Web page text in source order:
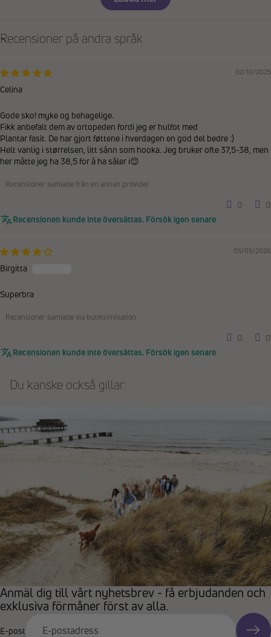
Recensioner på andra språk
02/10/2025
Celina
Gode sko! myke og behagelige.
Fikk anbefalt dem av ortopeden fordi jeg er hulfot med
Plantar fasit. De har gjort føttene i hverdagen en god del bedre :)
Helt vanlig i størrelsen, litt sånn som hooka. Jeg bruker ofte 37,5-38, men
her måtte jeg ha 38,5 for å ha såler i😊
Recensioner samlade från en annan provider
0
0
Recensionen kunde inte översättas. Försök igen senare
05/05/2026
Birgitta
Superbra
Recensioner samlade via butiksinvitation
0
0
Recensionen kunde inte översättas. Försök igen senare
Du kanske också gillar:
Anmäl dig till vårt nyhetsbrev - få erbjudanden och
exklusiva förmåner först av alla.
E-post